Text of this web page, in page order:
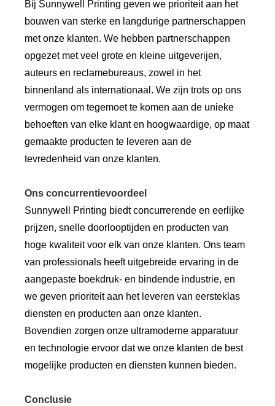
Bij Sunnywell Printing geven we prioriteit aan het
bouwen van sterke en langdurige partnerschappen
met onze klanten. We hebben partnerschappen
opgezet met veel grote en kleine uitgeverijen,
auteurs en reclamebureaus, zowel in het
binnenland als internationaal. We zijn trots op ons
vermogen om tegemoet te komen aan de unieke
behoeften van elke klant en hoogwaardige, op maat
gemaakte producten te leveren aan de
tevredenheid van onze klanten.
Ons concurrentievoordeel
Sunnywell Printing biedt concurrerende en eerlijke
prijzen, snelle doorlooptijden en producten van
hoge kwaliteit voor elk van onze klanten. Ons team
van professionals heeft uitgebreide ervaring in de
aangepaste boekdruk- en bindende industrie, en
we geven prioriteit aan het leveren van eersteklas
diensten en producten aan onze klanten.
Bovendien zorgen onze ultramoderne apparatuur
en technologie ervoor dat we onze klanten de best
mogelijke producten en diensten kunnen bieden.
Conclusie